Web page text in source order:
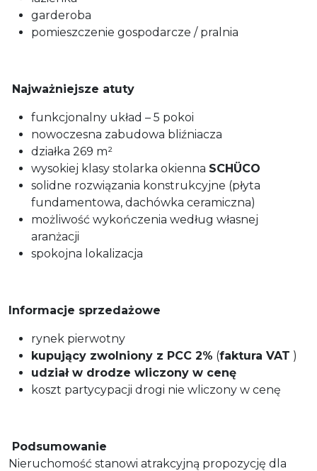
garderoba
pomieszczenie gospodarcze / pralnia
Najważniejsze atuty
funkcjonalny układ – 5 pokoi
nowoczesna zabudowa bliźniacza
działka 269 m²
wysokiej klasy stolarka okienna SCHÜCO
solidne rozwiązania konstrukcyjne (płyta
fundamentowa, dachówka ceramiczna)
możliwość wykończenia według własnej
aranżacji
spokojna lokalizacja
Informacje sprzedażowe
rynek pierwotny
kupujący zwolniony z PCC 2% (faktura VAT )
udział w drodze wliczony w cenę
koszt partycypacji drogi nie wliczony w cenę
Podsumowanie
Nieruchomość stanowi atrakcyjną propozycję dla